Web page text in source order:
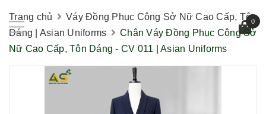
0
Trang chủ
Váy Đồng Phục Công Sở Nữ Cao Cấp, Tôn
Dáng | Asian Uniforms
Chân Váy Đồng Phục Công Sở
Nữ Cao Cấp, Tôn Dáng - CV 011 | Asian Uniforms